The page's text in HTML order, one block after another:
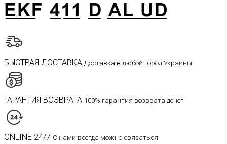
БЫСТРАЯ ДОСТАВКА Доставка в любой город Украины
ГАРАНТИЯ ВОЗВРАТА 100% гарантия возврата денег
ONLINE 24/7 С нами всегда можно связаться